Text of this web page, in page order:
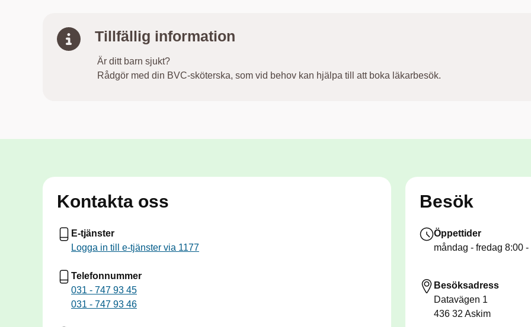
Tillfällig information
Är ditt barn sjukt?
Rådgör med din BVC-sköterska, som vid behov kan hjälpa till att boka läkarbesök.
Kontakta oss
E-tjänster
Logga in till e-tjänster via 1177
Telefonnummer
031 - 747 93 45
031 - 747 93 46
Besök
Öppettider
måndag - fredag 8:00 -
Besöksadress
Datavägen 1
436 32 Askim